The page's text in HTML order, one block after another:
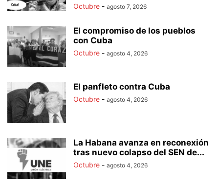
Octubre - agosto 7, 2026
El compromiso de los pueblos
con Cuba
Octubre - agosto 4, 2026
El panfleto contra Cuba
Octubre - agosto 4, 2026
La Habana avanza en reconexión
tras nuevo colapso del SEN de...
Octubre - agosto 4, 2026